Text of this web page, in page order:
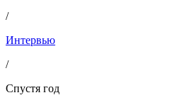
/
Интервью
/
Спустя год